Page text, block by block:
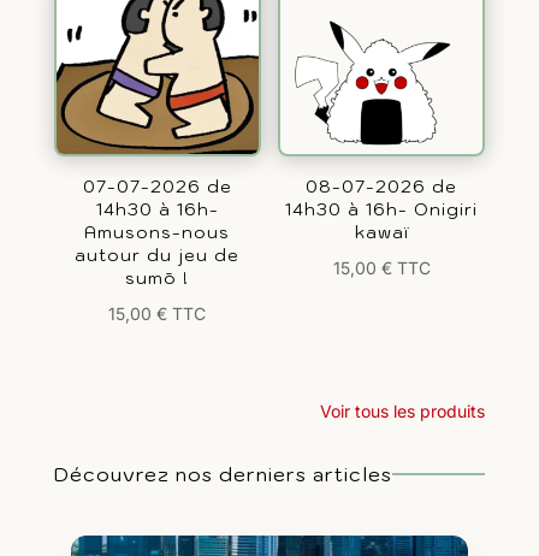
07-07-2026 de
14h30 à 16h-
Amusons-nous
autour du jeu de
sumō !
15,00€ TTC
08-07-2026 de
14h30 à 16h- Onigiri
kawaï
15,00 € TTC
Voir tous les produits
Découvrez nos derniers articles